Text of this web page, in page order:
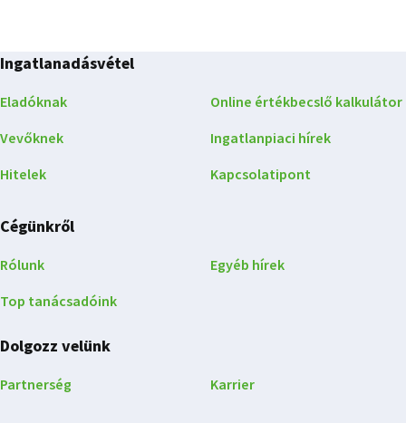
Ingatlanadásvétel
Eladóknak
Vevőknek
Hitelek
Online értékbecslő kalkulátor
Ingatlanpiaci hírek
Kapcsolatipont
Cégünkről
Rólunk
Top tanácsadóink
Egyéb hírek
Dolgozz velünk
Partnerség Karrier